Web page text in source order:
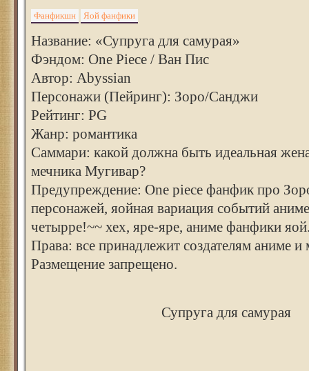
Фанфикшн Яой фанфики
Название: «Супруга для самурая»
Фэндом: One Piece / Ван Пис
Автор: Abyssian
Персонажи (Пейринг): Зоро/Санджи
Рейтинг: PG
Жанр: романтика
Саммари: какой должна быть идеальная
мечника Мугивар?
Предупреждение: One piece фанфик про
персонажей, яойная вариация событий
четырре!~~ хех, яре-яре, аниме фанфики
Права: все принадлежит создателям аниме и
Размещение запрещено.
Супруга для самурая